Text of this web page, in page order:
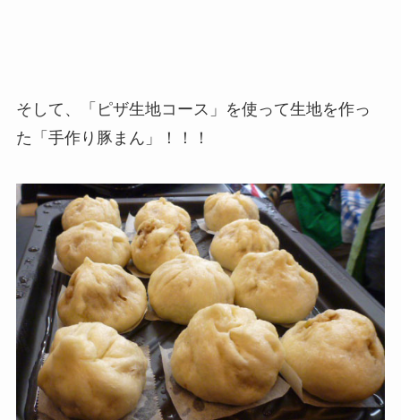
そして、「ピザ生地コース」を使って生地を作っ
た「手作り豚まん」！！！